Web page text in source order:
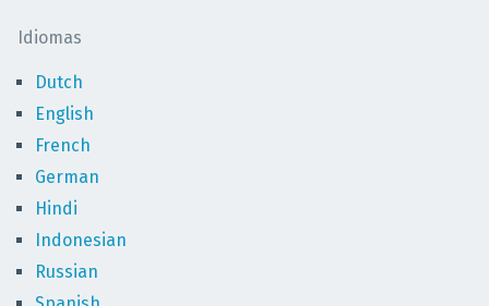
Idiomas
Dutch
English
French
German
Hindi
Indonesian
Russian